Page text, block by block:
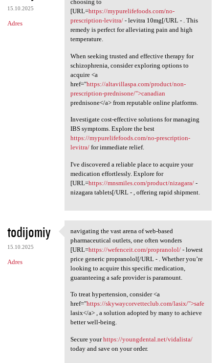
15.10.2025
Adres
choosing to
[URL=https://mypurelifefoods.com/no-
prescription-levitra/- levitra 10mg[/URL - . This
remedy is perfect for alleviating pain and high
temperature.
When seeking trusted and effective therapy for
schizophrenia, consider exploring options to
acquire <a
href="https://altavillaspa.com/product/non-
prescription-prednisone/">canadian
prednisone</a> from reputable online platforms.
Investigate cost-effective solutions for managing
IBS symptoms. Explore the best
https://mypurelifefoods.com/no-prescription-
levitra/for immediate relief.
I've discovered a reliable place to acquire your
medication effortlessly. Explore for
[URL=https://mnsmiles.com/product/nizagara/-
nizagara tablets[/URL - , offering rapid shipment.
todijomiy
15.10.2025
Adres
navigating the vast arena of
navigating the vast arena of web-based
pharmaceutical outlets, one often wonders
[URL=https://wefenceit.com/propranolol/- lowest
price generic propranolol[/URL - . Whether you’re
looking to acquire this specific medication,
guaranteeing a safe provider is paramount.
To treat hypertension, consider <a
href="https://skywaycorvetteclub.com/lasix/">safe
lasix</a> , a solution adopted by many to achieve
better well-being.
Secure yourhttps://youngdental.net/vidalista/
today and save on your order.